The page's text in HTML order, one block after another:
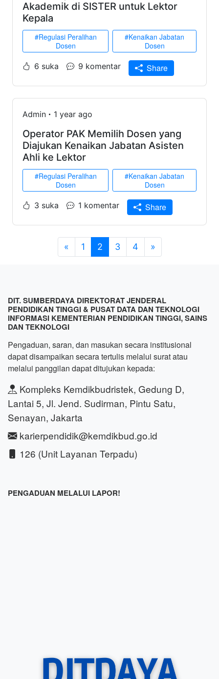
Akademik di SISTER untuk Lektor
Kepala
#Regulasi Peralihan
Dosen
#Kenaikan Jabatan
Dosen
6 suka 9 komentar Share
Admin 1 year ago
Operator PAK Memilih Dosen yang
Diajukan Kenaikan Jabatan Asisten
Ahli ke Lektor
#Regulasi Peralihan
Dosen
#Kenaikan Jabatan
Dosen
3 suka 1 komentar Share
« 1 2 3 4 »
DIT. SUMBERDAYA DIREKTORAT JENDERAL
PENDIDIKAN TINGGI & PUSAT DATA DAN TEKNOLOGI
INFORMASI KEMENTERIAN PENDIDIKAN TINGGI, SAINS
DAN TEKNOLOGI
Pengaduan, saran, dan masukan secara institusional
dapat disampaikan secara tertulis melalui surat atau
melalui panggilan dapat ditujukan kepada:
Kompleks Kemdikbudristek, Gedung D,
Lantai 5, Jl. Jend. Sudirman, Pintu Satu,
Senayan, Jakarta
karierpendidik@kemdikbud.go.id
126 (Unit Layanan Terpadu)
PENGADUAN MELALUI LAPOR!